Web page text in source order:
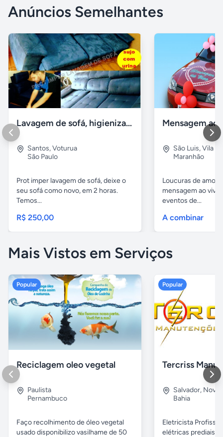
Anúncios Semelhantes
Lavagem de sofá, higienização sofá, Impermeabilização
Santos,Voturua
São Paulo
Prot imper lavagem de sofá, deixe o
seu sofá como novo, em 2 horas.
Temos...
R$ 250,00
São Luis,Vila
Maranhão
Loucuras de amor,
mensagem ao
eventos de...
A combinar
Mais Vistos em Serviços
Popular
Reciclagem oleo vegetal
Paulista
Pernambuco
Faço recolhimento de óleo vegetal
usado disponibilizo vasilhame de 50
Popular
Salvador, Nova
Bahia
Eletricista
elétricas prediais e